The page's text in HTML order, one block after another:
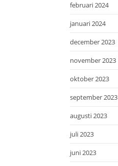
februari 2024
januari 2024
december 2023
november 2023
oktober 2023
september 2023
augusti 2023
juli 2023
juni 2023